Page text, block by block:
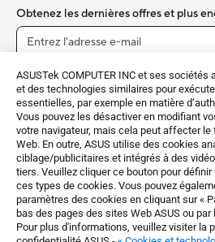
ASUSTek COMPUTER INC et ses
et des technologies similaires pour
essentielles, par exemple en matière
Vous pouvez les désactiver en modifiant
votre navigateur, mais cela peut affecter
Web. En outre, ASUS utilise des cookies
ciblage/publicitaires et intégrés à des
tiers. Veuillez cliquer ce bouton pour
ces types de cookies. Vous pouvez
paramètres des cookies en cliquant sur «
bas des pages des sites Web ASUS ou
Pour plus d'informations, veuillez visiter la
Obtenez les dernières offres et plus
France / Français
©ASUSTeK Computer Inc. Tous droits